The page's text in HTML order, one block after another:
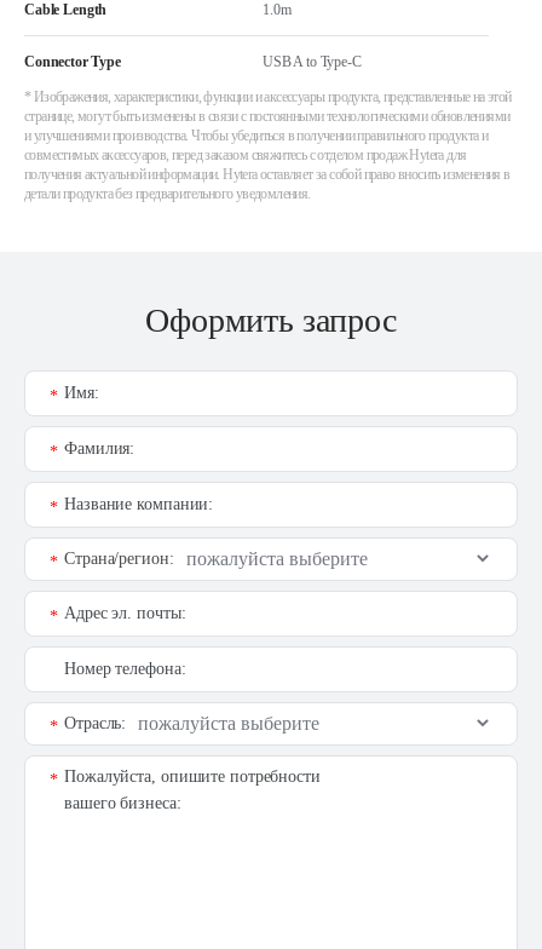
Cable Length 1.0m
Connector Type USB A to Type-C
* Изображения, характеристики, функции и аксессуары продукта, представленные на этой
странице, могут быть изменены в связи с постоянными технологическими обновлениями
и улучшениями производства. Чтобы убедиться в получении правильного продукта и
совместимых аксессуаров, перед заказом свяжитесь с отделом продаж Hytera для
получения актуальной информации. Hytera оставляет за собой право вносить изменения в
детали продукта без предварительного уведомления.
Оформить запрос
Имя:
*
Фамилия:
*
Название компании:
*
Страна/регион:
*
Адрес эл. почты:
*
Номер телефона:
Отрасль:
*
Пожалуйста, опишите потребности
вашего бизнеса:
*